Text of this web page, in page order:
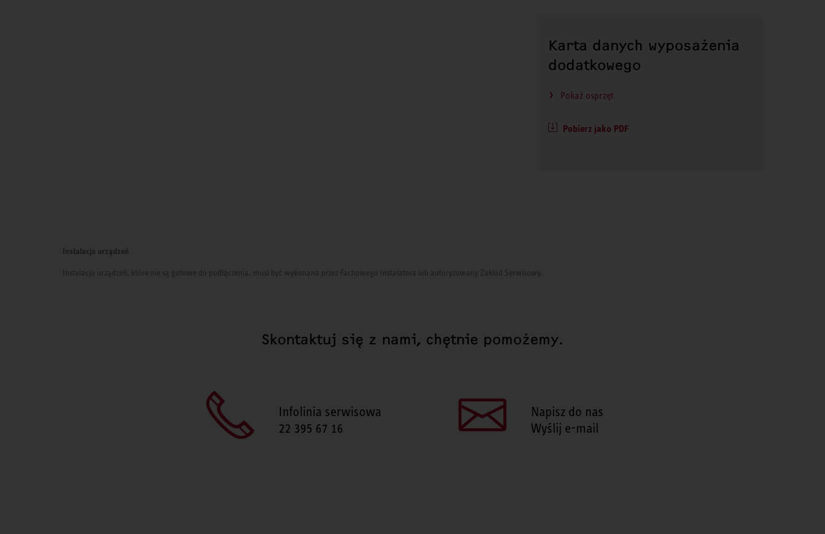
Karta danych wyposażenia
dodatkowego
Pokaż osprzęt
Pobierz jako PDF
Instalacja urządzeń
Instalacja urządzeń, które nie są gotowe do podłączenia, musi być wykonana przez Fachowego Instalatora lub autoryzowany Zakład Serwisowy.
Skontaktuj się z nami, chętnie pomożemy.
Infolinia serwisowa
22 395 67 16
Napisz do nas
Wyślij e-mail